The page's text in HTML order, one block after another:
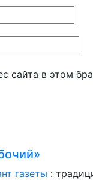
сайта в этом
газеты :